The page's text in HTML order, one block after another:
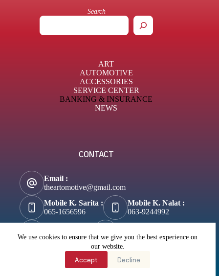
We use cookies to ensure that we give you the best experience on
our website.
Accept Decline
Search
ART
AUTOMOTIVE
ACCESSORIES
SERVICE CENTER
BANKING & INSURANCE
NEWS
CONTACT
Email :
theartomotive@gmail.com
Mobile K. Sarita :
065-1656596
Mobile K. Nalat :
063-9244992
@theartomotive
Biztosuccess.com
About Lifestyle :
Wannateller.com